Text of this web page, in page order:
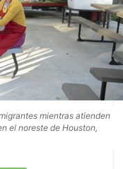
mientras atienden
el noreste de Houston,